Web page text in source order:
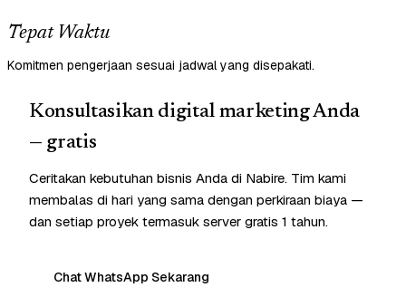
Tepat Waktu
Komitmen pengerjaan sesuai jadwal yang disepakati.
Konsultasikan digital marketing Anda
— gratis
Ceritakan kebutuhan bisnis Anda di Nabire. Tim kami
membalas di hari yang sama dengan perkiraan biaya —
dan setiap proyek termasuk server gratis 1 tahun.
Chat WhatsApp Sekarang